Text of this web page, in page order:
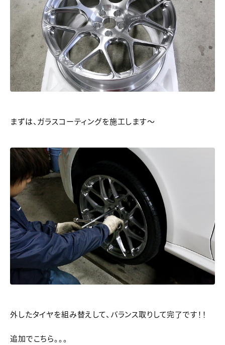
まずは、ガラスコーティングを施工します～
外したタイヤを組み替えして、バランス取りして完了です！！
追加でこちら。。。